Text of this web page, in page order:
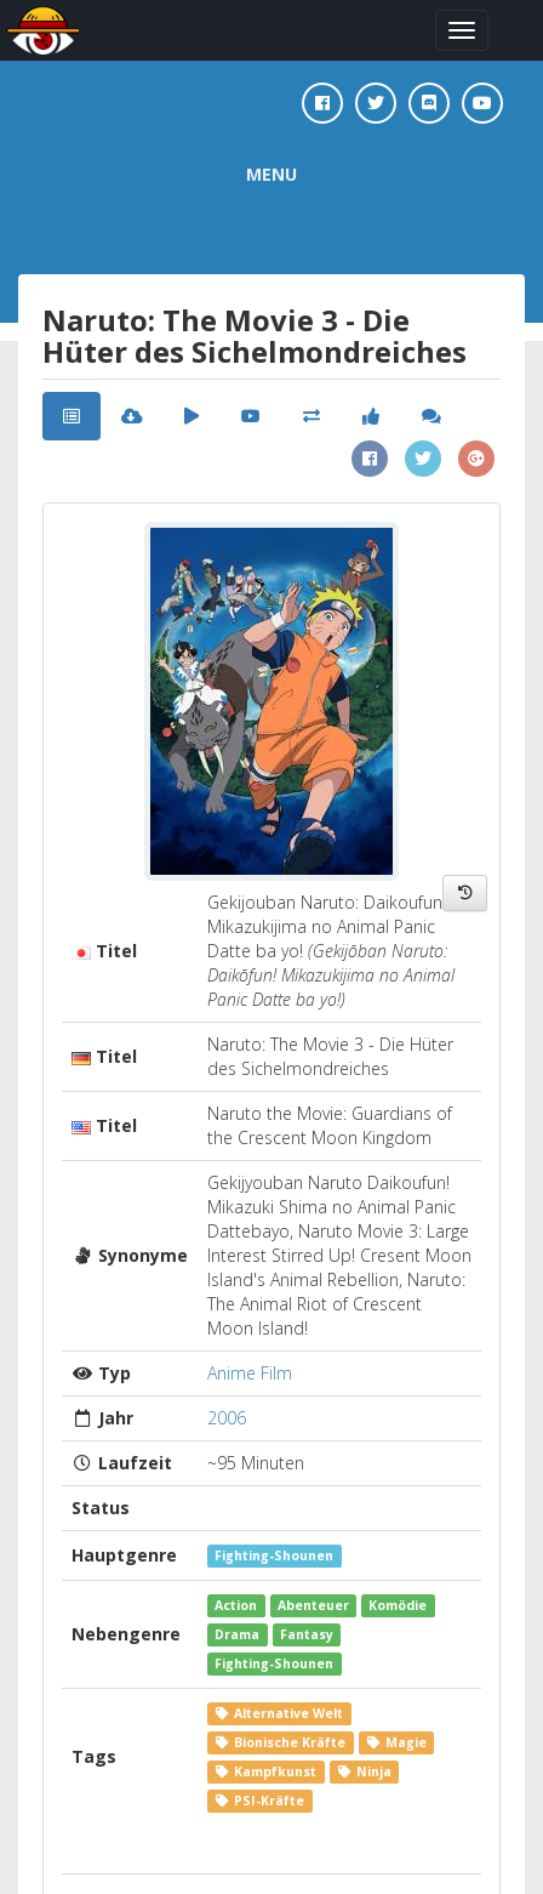
Toggle
navigation
MENU
Naruto: The Movie 3 - Die
Hüter des Sichelmondreiches
Titel
Gekijouban Naruto: Daikoufun!
Mikazukijima no Animal Panic
Datte ba yo! (Gekijōban Naruto:
Daikōfun! Mikazukijima no Animal
Panic Datte ba yo!)
Titel
Naruto: The Movie 3 - Die Hüter
des Sichelmondreiches
Titel
Naruto the Movie: Guardians of
the Crescent Moon Kingdom
Synonyme
Gekijyouban Naruto Daikoufun!
Mikazuki Shima no Animal Panic
Dattebayo, Naruto Movie 3: Large
Interest Stirred Up! Cresent Moon
Island's Animal Rebellion, Naruto:
The Animal Riot of Crescent
Moon Island!
Typ
Anime Film
Jahr
2006
Laufzeit
~95 Minuten
Status
Hauptgenre Fighting-Shounen
Nebengenre
Action Abenteuer
Komödie
Drama
Fantasy
Fighting-Shounen
Tags
Alternative Welt
Bionische Kräfte
Magie
Kampfkunst
Ninja
PSI-Kräfte